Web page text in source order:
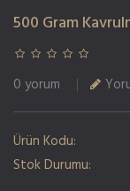
500 Gram
0 yorum
Ürün Kodu:
Stok Durumu: